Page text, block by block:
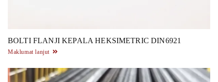
BOLTI FLANJI KEPALA HEKSIMETRIC DIN6921
Maklumat lanjut